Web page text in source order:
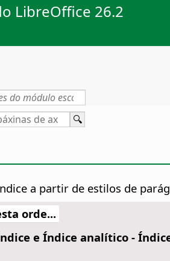
LibreOffice 26.2
a partir de estilos de
orde...
e Índice analítico -